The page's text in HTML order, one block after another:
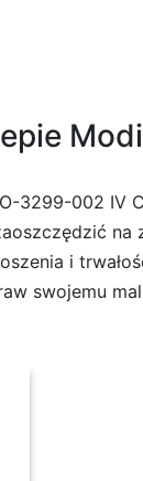
002 IV
i
swojemu